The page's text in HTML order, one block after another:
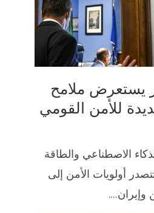
يستعرض ملامح
للأمن القومي
الاصطناعي والطاقة
أولويات الأمن إلى